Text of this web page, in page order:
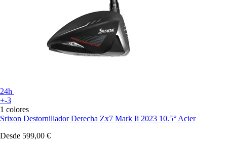
24h
+-3
1 colores
Srixon Destornillador Derecha Zx7 Mark Ii 2023 10.5° Acier
Desde 599,00 €